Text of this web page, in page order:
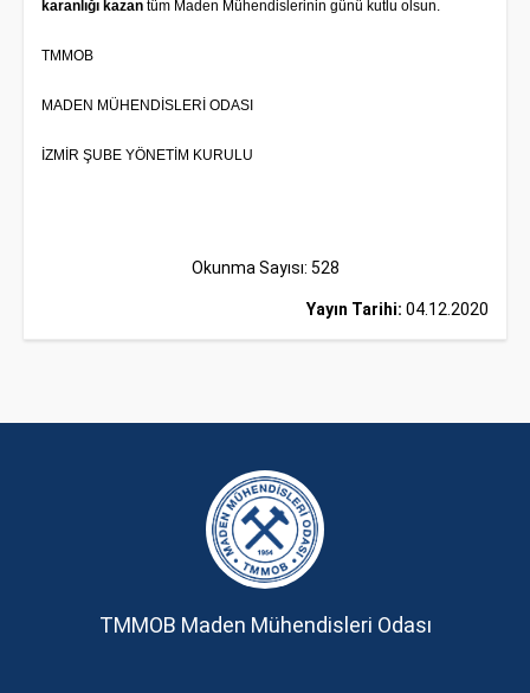
karanlığı kazan tüm Maden Mühendislerinin günü kutlu olsun.
TMMOB
MADEN MÜHENDİSLERİ ODASI
İZMİR ŞUBE YÖNETİM KURULU
Okunma Sayısı: 528
Yayın Tarihi: 04.12.2020
TMMOB Maden Mühendisleri Odası